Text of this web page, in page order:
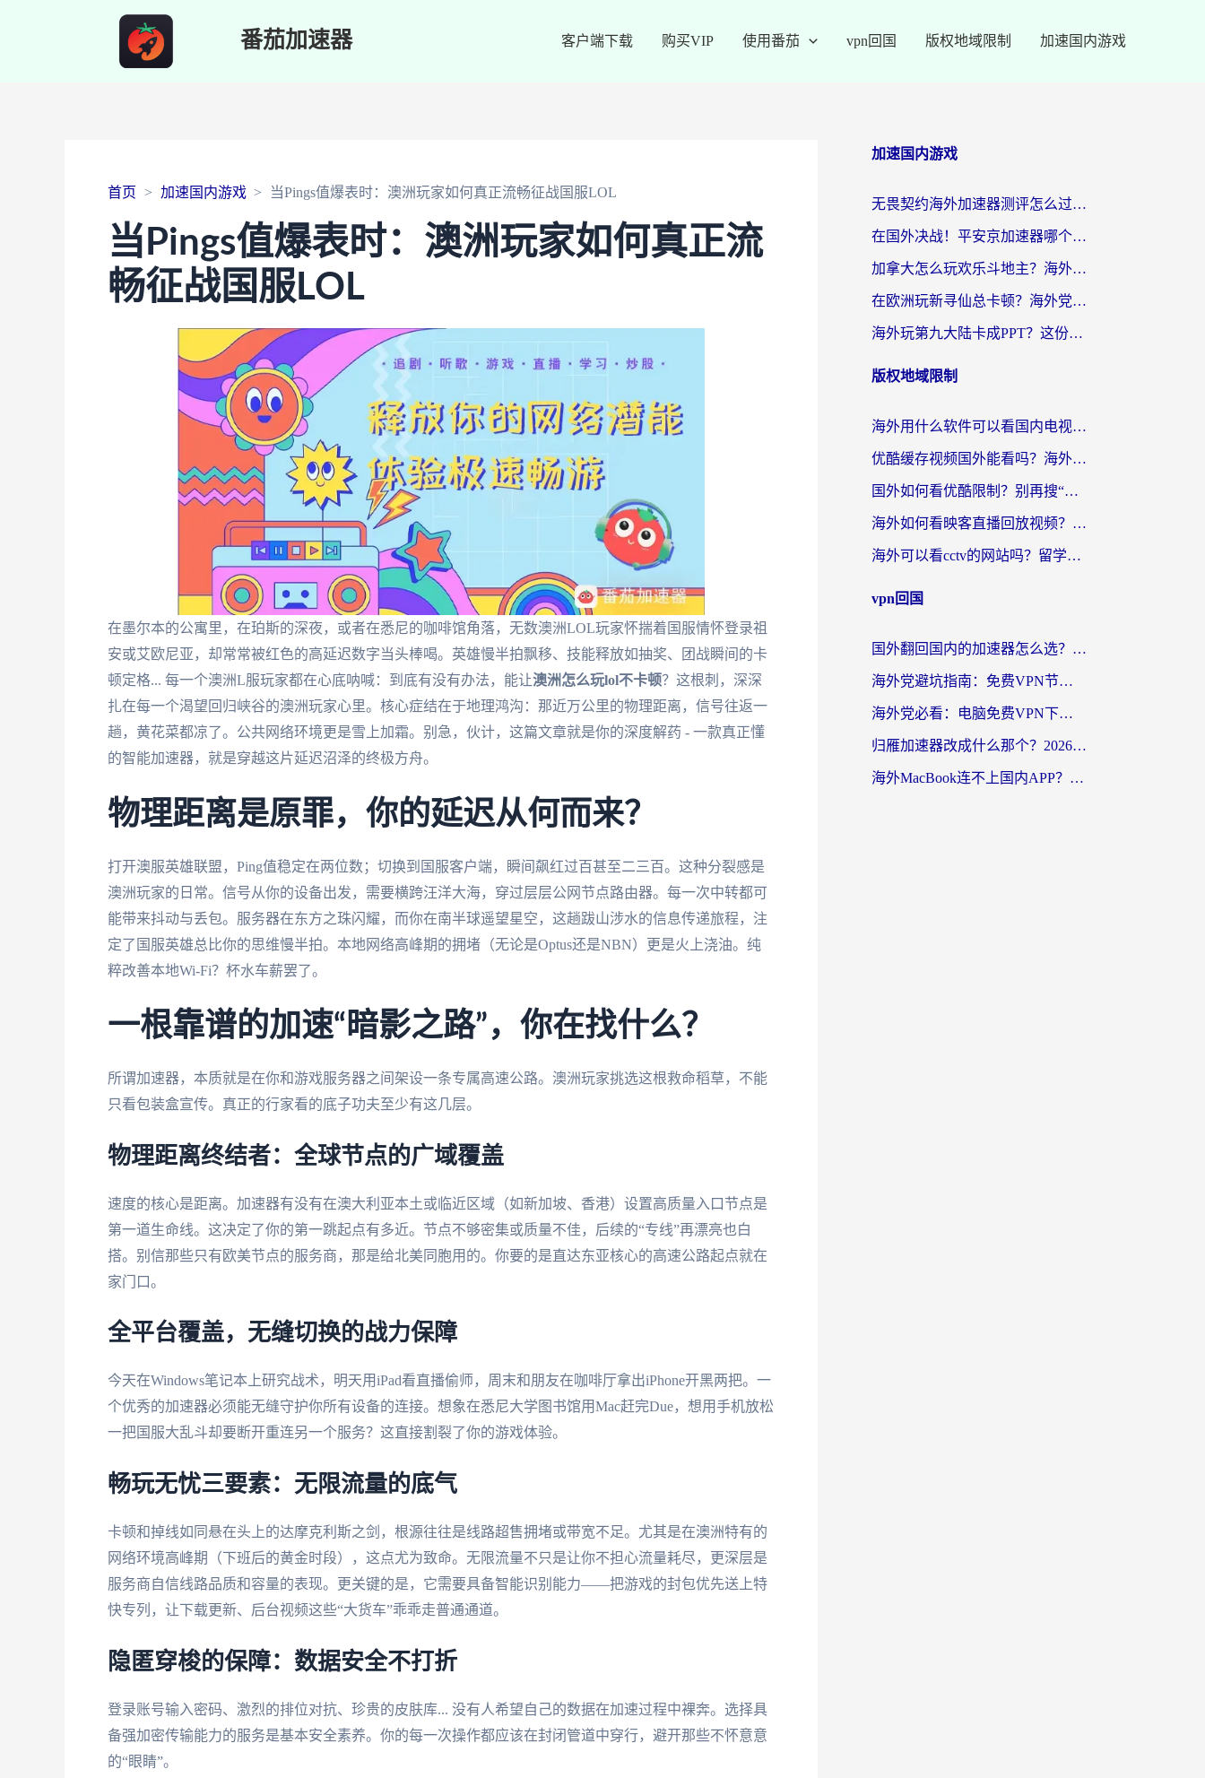
番茄加速器 客户端下载 购买VIP 使用番茄 vpn回国 版权地域限制 加速国内游戏
首页 加速国内游戏 当Pings值爆表时：澳洲玩家如何真正流畅征战国服LOL
当Pings值爆表时：澳洲玩家如何真正流
畅征战国服LOL
在墨尔本的公寓里，在珀斯的深夜，或者在悉尼的咖啡馆角落，无数澳洲LOL玩家怀揣着国服情怀登录祖
安或艾欧尼亚，却常常被红色的高延迟数字当头棒喝。英雄慢半拍飘移、技能释放如抽奖、团战瞬间的卡
顿定格... 每一个澳洲L服玩家都在心底呐喊：到底有没有办法，能让澳洲怎么玩lol不卡顿？这根刺，深深
扎在每一个渴望回归峡谷的澳洲玩家心里。核心症结在于地理鸿沟：那近万公里的物理距离，信号往返一
趟，黄花菜都凉了。公共网络环境更是雪上加霜。别急，伙计，这篇文章就是你的深度解药 - 一款真正懂
的智能加速器，就是穿越这片延迟沼泽的终极方舟。
物理距离是原罪，你的延迟从何而来？
打开澳服英雄联盟，Ping值稳定在两位数；切换到国服客户端，瞬间飙红过百甚至二三百。这种分裂感是
澳洲玩家的日常。信号从你的设备出发，需要横跨汪洋大海，穿过层层公网节点路由器。每一次中转都可
能带来抖动与丢包。服务器在东方之珠闪耀，而你在南半球遥望星空，这趟跋山涉水的信息传递旅程，注
定了国服英雄总比你的思维慢半拍。本地网络高峰期的拥堵（无论是Optus还是NBN）更是火上浇油。纯
粹改善本地Wi-Fi？杯水车薪罢了。
一根靠谱的加速“暗影之路”，你在找什么？
所谓加速器，本质就是在你和游戏服务器之间架设一条专属高速公路。澳洲玩家挑选这根救命稻草，不能
只看包装盒宣传。真正的行家看的底子功夫至少有这几层。
物理距离终结者：全球节点的广域覆盖
速度的核心是距离。加速器有没有在澳大利亚本土或临近区域（如新加坡、香港）设置高质量入口节点是
第一道生命线。这决定了你的第一跳起点有多近。节点不够密集或质量不佳，后续的“专线”再漂亮也白
搭。别信那些只有欧美节点的服务商，那是给北美同胞用的。你要的是直达东亚核心的高速公路起点就在
家门口。
全平台覆盖，无缝切换的战力保障
今天在Windows笔记本上研究战术，明天用iPad看直播偷师，周末和朋友在咖啡厅拿出iPhone开黑两把。一
个优秀的加速器必须能无缝守护你所有设备的连接。想象在悉尼大学图书馆用Mac赶完Due，想用手机放松
一把国服大乱斗却要断开重连另一个服务？这直接割裂了你的游戏体验。
畅玩无忧三要素：无限流量的底气
卡顿和掉线如同悬在头上的达摩克利斯之剑，根源往往是线路超售拥堵或带宽不足。尤其是在澳洲特有的
网络环境高峰期（下班后的黄金时段），这点尤为致命。无限流量不只是让你不担心流量耗尽，更深层是
服务商自信线路品质和容量的表现。更关键的是，它需要具备智能识别能力——把游戏的封包优先送上特
快专列，让下载更新、后台视频这些“大货车”乖乖走普通通道。
隐匿穿梭的保障：数据安全不打折
登录账号输入密码、激烈的排位对抗、珍贵的皮肤库... 没有人希望自己的数据在加速过程中裸奔。选择具
备强加密传输能力的服务是基本安全素养。你的每一次操作都应该在封闭管道中穿行，避开那些不怀意意
的“眼睛”。
加速国内游戏
无畏契约海外加速器测评怎么过？海外玩家亲测实用指南（附小众技巧）
在国外决战！平安京加速器哪个好用一点？老玩家亲测番茄加速器全解析
加拿大怎么玩欢乐斗地主？海外党国服游戏加速终极指南（附绝地求生未来之役300英雄实测）
在欧洲玩新寻仙总卡顿？海外党必看的国服游戏加速全攻略
海外玩第九大陆卡成PPT？这份网络加速指南帮你丝滑上分
版权地域限制
海外用什么软件可以看国内电视？留学生亲测有效的追剧自由指南
优酷缓存视频国外能看吗？海外党追剧看片的终极解决方案来了
国外如何看优酷限制？别再搜“在日本哪个软件可以看中国电视剧”，这篇教你搞定
海外如何看映客直播回放视频？这份攻略帮你搞定（附腾讯优酷观看技巧）
海外可以看cctv的网站吗？留学生亲测有效的回国追剧方案
vpn回国
国外翻回国内的加速器怎么选？海外党亲测实用指南，告别地域限制
海外党避坑指南：免费VPN节点真的靠谱吗？教你选对回国加速器无缝访问国内资源
海外党必看：电脑免费VPN下载指南+回国加速器选择全攻略，告别地区限制
归雁加速器改成什么那个？2026海外党回国加速全攻略：告别地区限制，轻松刷剧玩游戏
海外MacBook连不上国内APP？选对回国VPN，告别地区限制的烦恼